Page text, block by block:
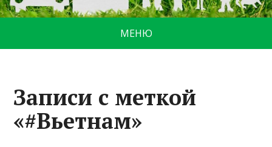
МЕНЮ
Записи с меткой
«#Вьетнам»